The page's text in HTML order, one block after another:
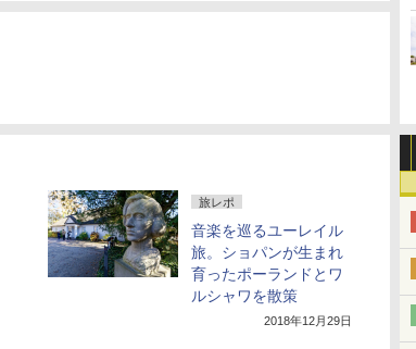
旅レポ
音楽を巡るユーレイル
旅。ショパンが生まれ
育ったポーランドとワ
ルシャワを散策
2018年12月29日